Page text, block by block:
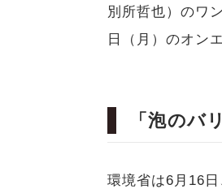
別所哲也）のワ
日（月）のオン
「泡のバ
環境省は6月16